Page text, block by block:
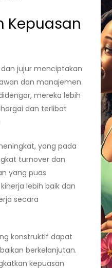
Kepuasan
jujur menciptakan
dan manajemen.
mereka lebih
dan terlibat
yang pada
turnover dan
yang puas
lebih baik dan
secara
konstruktif dapat
berkelanjutan.
kepuasan